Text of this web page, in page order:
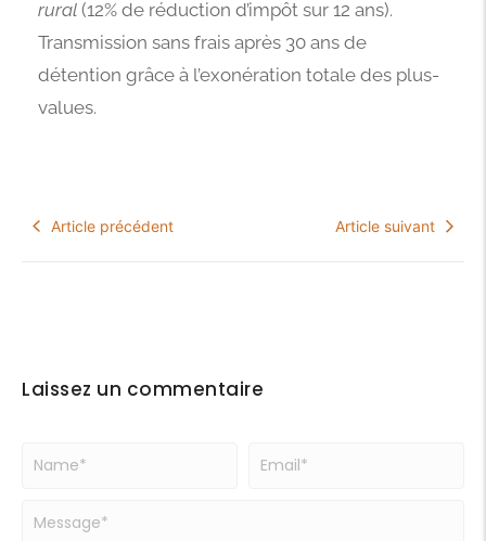
rural (12% de réduction d’impôt sur 12 ans).
Transmission sans frais après 30 ans de
détention grâce à l’exonération totale des plus-
values.
Article précédent Article suivant
Laissez un commentaire